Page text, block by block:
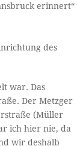
erinnert“
des
war. Das
Der Metzger
(Müller
ich hier nie, da
wir deshalb